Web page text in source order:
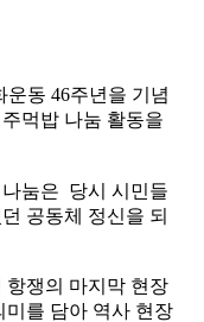
운동 46주년을 기념
먹밥 나눔 활동을
눔은 당시 시민들
공동체 정신을 되
항쟁의 마지막 현장
미를 담아 역사 현장